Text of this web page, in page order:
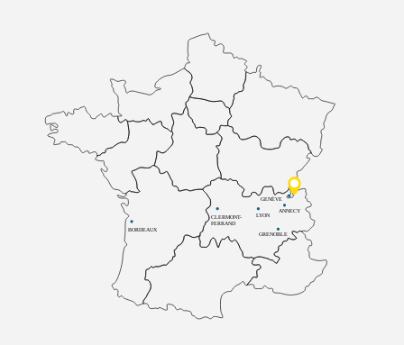
BORDEAUX
CLERMONT-
FERRAND
LYON
ANNECY
GRENOBLE
GENÈVE